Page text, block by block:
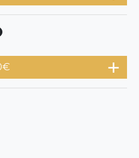
€